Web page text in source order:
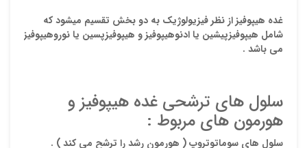
غده هيپوفيز از نظر فيزيولوژيك به دو بخش تقسيم ميشود كه
شامل هيپوفيزپيشين يا ادنوهيپوفيز و هيپوفيزپسين يا نوروهيپوفيز
مي باشد .
سلول هاي ترشحي غده هيپوفيز و
هورمون هاي مربوط :
سلول هاي سوماتوتروپ ( هورمون رشد را ترشح مي كند ) .